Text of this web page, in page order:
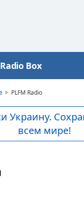
Box
PLFM Radio
Украину.
всем мире!